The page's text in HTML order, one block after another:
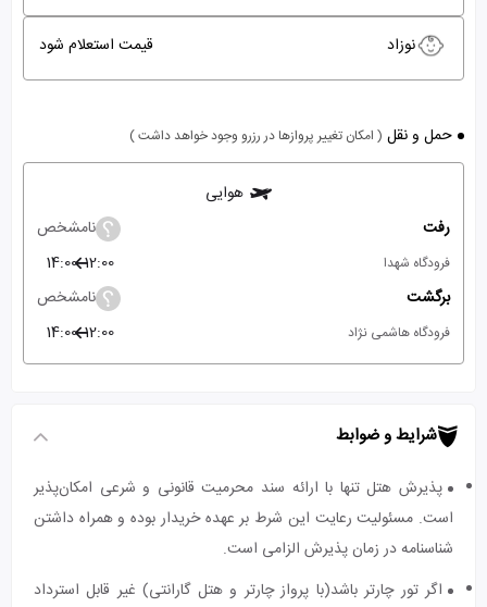
نوزاد قیمت استعلام شود
حمل و نقل ( امکان تغییر پروازها در رزرو وجود خواهد داشت )
هوایی
رفت
نامشخص
فرودگاه شهدا 12:00
14:00
برگشت
نامشخص
فرودگاه هاشمی نژاد 12:00
14:00
شرایط و ضوابط
پذیرش هتل تنها با ارائه سند محرمیت قانونی و شرعی امکان‌پذیر
است. مسئولیت رعایت این شرط بر عهده خریدار بوده و همراه داشتن
شناسنامه در زمان پذیرش الزامی است.
اگر تور چارتر باشد(با پرواز چارتر و هتل گارانتی) غیر قابل استرداد